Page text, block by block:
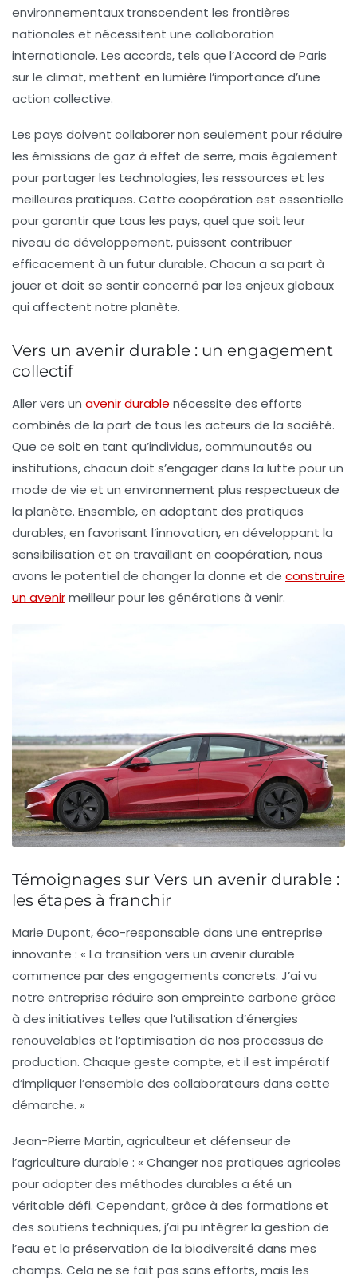
environnementaux transcendent les frontières
nationales et nécessitent une collaboration
internationale. Les accords, tels que l’Accord de Paris
sur le climat, mettent en lumière l’importance d’une
action collective.
Les pays doivent collaborer non seulement pour réduire
les émissions de gaz à effet de serre, mais également
pour partager les technologies, les ressources et les
meilleures pratiques. Cette coopération est essentielle
pour garantir que tous les pays, quel que soit leur
niveau de développement, puissent contribuer
efficacement à un futur durable. Chacun a sa part à
jouer et doit se sentir concerné par les enjeux globaux
qui affectent notre planète.
Vers un avenir durable : un engagement
collectif
Aller vers un avenir durable nécessite des efforts
combinés de la part de tous les acteurs de la société.
Que ce soit en tant qu’individus, communautés ou
institutions, chacun doit s’engager dans la lutte pour un
mode de vie et un environnement plus respectueux de
la planète. Ensemble, en adoptant des pratiques
durables, en favorisant l’innovation, en développant la
sensibilisation et en travaillant en coopération, nous
avons le potentiel de changer la donne et de construire
un avenirmeilleur pour les générations à venir.
Témoignages sur Vers un avenir durable :
les étapes à franchir
Marie Dupont, éco-responsable dans une entreprise
innovante : « La transition vers un avenir durable
commence par des engagements concrets. J’ai vu
notre entreprise réduire son empreinte carbone grâce
à des initiatives telles que l’utilisation d’énergies
renouvelables et l’optimisation de nos processus de
production. Chaque geste compte, et il est impératif
d’impliquer l’ensemble des collaborateurs dans cette
démarche. »
Jean-Pierre Martin, agriculteur et défenseur de
l’agriculture durable : « Changer nos pratiques agricoles
pour adopter des méthodes durables a été un
véritable défi. Cependant, grâce à des formations et
des soutiens techniques, j’ai pu intégrer la gestion de
l’eau et la préservation de la biodiversité dans mes
champs. Cela ne se fait pas sans efforts, mais les